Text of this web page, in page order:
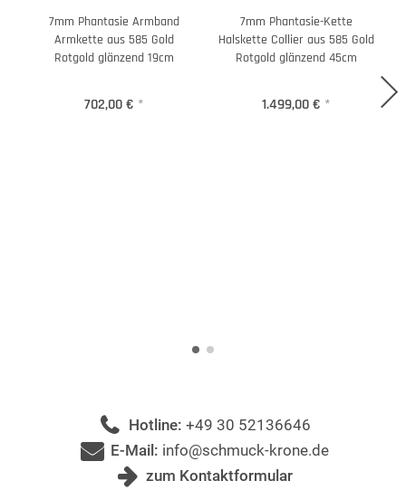
7mm Phantasie Armband
Armkette aus 585 Gold
Rotgold glänzend 19cm
702,00 € *
7mm Phantasie-Kette
Halskette Collier aus 585 Gold
Rotgold glänzend 45cm
1.499,00 € *
Hotline: +49 30 52136646
E-Mail: info@schmuck-krone.de
zum Kontaktformular